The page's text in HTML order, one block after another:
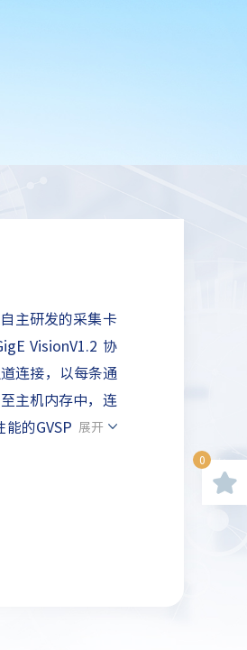
主研发的采集卡
VisionV1.2 协
连接，以每条通
主机内存中，连
的GVSP图像采
展开
0